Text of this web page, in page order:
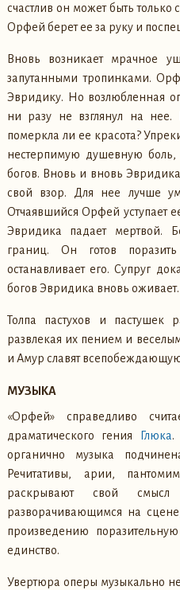
счастлив он может быть
Орфей берет ее за руку и
Вновь возникает мрачное
запутанными тропинками.
Эвридику. Но возлюбленная
ни разу не взглянул на
померкла ли ее красота?
нестерпимую душевную
богов. Вновь и вновь
свой взор. Для нее лучше
Отчаявшийся Орфей уступает
Эвридика падает мертвой.
границ. Он готов
останавливает его. Супруг
богов Эвридика вновь оживает.
Толпа пастухов и пастушек
развлекая их пением и
и Амур славят
МУЗЫКА
«Орфей» справедливо
драматического гения
Глюка.
органично музыка
Речитативы, арии,
раскрывают свой
разворачивающимся на
произведению
единство.
Увертюра оперы музыкально не